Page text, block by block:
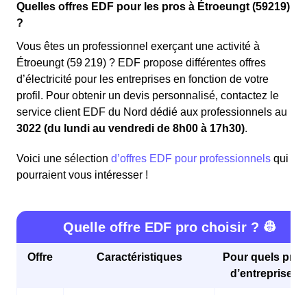
Quelles offres EDF pour les pros à Étroeungt (59219)
?
Vous êtes un professionnel exerçant une activité à
Étroeungt (59 219) ? EDF propose différentes offres
d’électricité pour les entreprises en fonction de votre
profil. Pour obtenir un devis personnalisé, contactez le
service client EDF du Nord dédié aux professionnels au
3022 (du lundi au vendredi de 8h00 à 17h30).
Voici une sélection d’offres EDF pour professionnels qui
pourraient vous intéresser !
Quelle offre EDF pro choisir ? 👷
Offre Caractéristiques
Pour quels
d’entreprises